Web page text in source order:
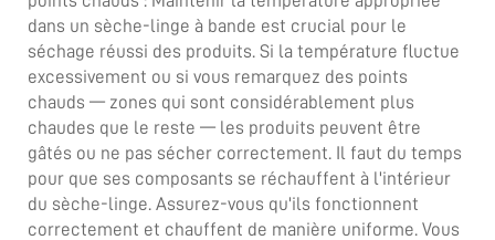
dans un sèche-linge à bande est crucial pour le
séchage réussi des produits. Si la température fluctue
excessivement ou si vous remarquez des points
chauds — zones qui sont considérablement plus
chaudes que le reste — les produits peuvent être
gâtés ou ne pas sécher correctement. Il faut du temps
pour que ses composants se réchauffent à l'intérieur
du sèche-linge. Assurez-vous qu'ils fonctionnent
correctement et chauffent de manière uniforme. Vous